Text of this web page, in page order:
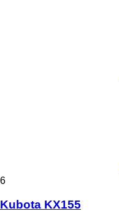
6
Kubota KX155